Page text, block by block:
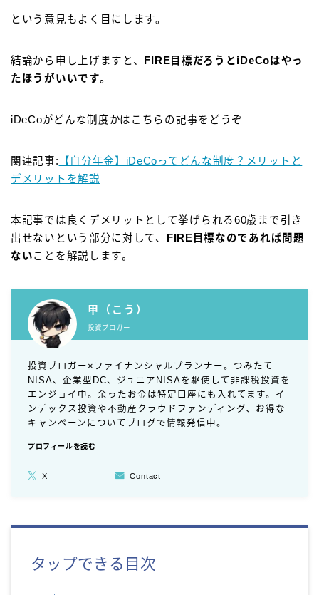
という意見もよく目にします。
結論から申し上げますと、
FIRE目標だろうとiDeCoはやっ
たほうがいいです。
iDeCoがどんな制度かはこちらの記事をどうぞ
関連記事: 【自分年金】iDeCoってどんな制度？メリットと
デメリットを解説
本記事では良くデメリットとして挙げられる60歳まで引き
出せないという部分に対して、
FIRE目標なのであれば問題
ないことを解説します。
甲（こう）
投資ブロガー
投資ブロガー×ファイナンシャルプランナー。つみたて
NISA、企業型DC、ジュニアNISAを駆使して非課税投資を
エンジョイ中。余ったお金は特定口座にも入れてます。イ
ンデックス投資や不動産クラウドファンディング、お得な
キャンペーンについてブログで情報発信中。
プロフィールを読む
X Contact
タップできる目次